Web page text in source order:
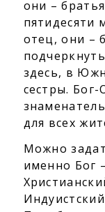
они –
пятидесяти
отец, они –
здесь, в
сестры.
для всех
Можно
именно Бог